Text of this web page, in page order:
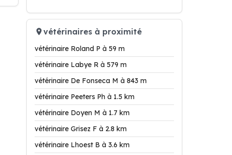
vétérinaires à proximité
vétérinaire Roland P à 59 m
vétérinaire Labye R à 579 m
vétérinaire De Fonseca M à 843 m
vétérinaire Peeters Ph à 1.5 km
vétérinaire Doyen M à 1.7 km
vétérinaire Grisez F à 2.8 km
vétérinaire Lhoest B à 3.6 km